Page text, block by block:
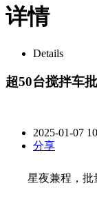
详情
Details
超50台搅拌车
2025-01-07
分享
星夜兼程，批量